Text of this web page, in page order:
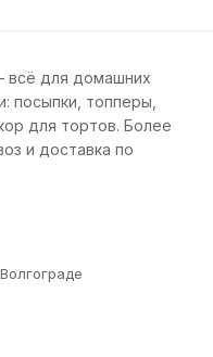
всё для домашних
посыпки, топперы,
для тортов. Более
и доставка по